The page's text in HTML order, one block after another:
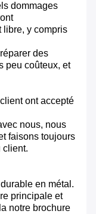
dommages
libre, y compris
des
peu coûteux, et
ont accepté
nous, nous
faisons toujours
client.
en métal.
principale et
notre brochure